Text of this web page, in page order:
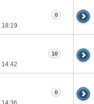
18:19
0
14:42
10
0